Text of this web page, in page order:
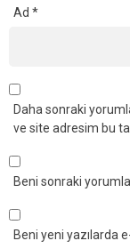
Ad *
Daha sonraki
ve site adresim bu
Beni sonraki
Beni yeni yazılarda